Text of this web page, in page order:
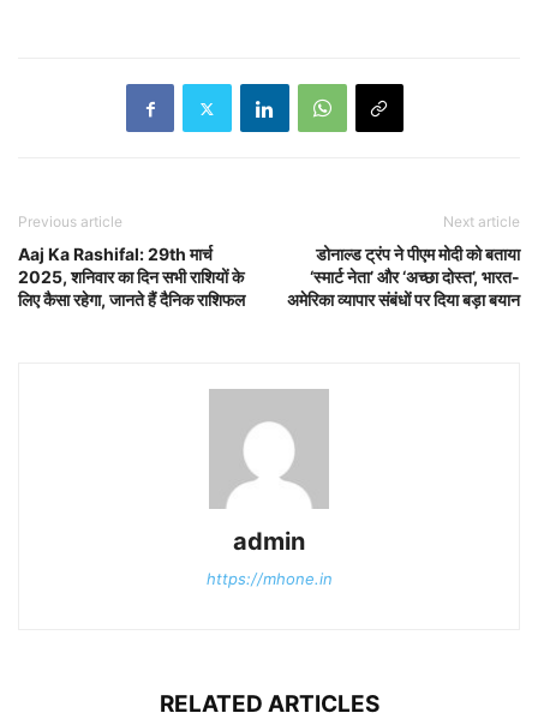
Previous article
Aaj Ka Rashifal: 29th मार्च
2025, शनिवार का दिन सभी राशियों के
लिए कैसा रहेगा, जानते हैं दैनिक राशिफल
Next article
डोनाल्ड ट्रंप ने पीएम मोदी को बताया
‘स्मार्ट नेता’ और ‘अच्छा दोस्त’, भारत-
अमेरिका व्यापार संबंधों पर दिया बड़ा बयान
admin
https://mhone.in
RELATED ARTICLES